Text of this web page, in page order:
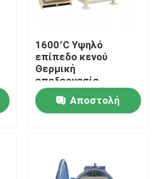
1600°C Υψηλό
επίπεδο κενού
Θερμική
επεξεργασία
Σιντερισμός
Αποστολή